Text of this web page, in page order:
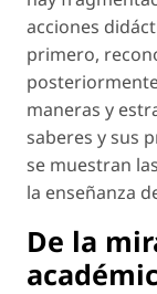
acciones
primero,
maneras y
saberes y sus
se muestran
la enseñanza
De la